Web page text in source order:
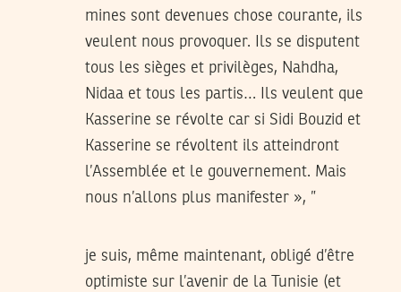
mines sont devenues chose courante, ils
veulent nous provoquer. Ils se disputent
tous les sièges et privilèges, Nahdha,
Nidaa et tous les partis… Ils veulent que
Kasserine se révolte car si Sidi Bouzid et
Kasserine se révoltent ils atteindront
l’Assemblée et le gouvernement. Mais
nous n’allons plus manifester », ”
je suis, même maintenant, obligé d’être
optimiste sur l’avenir de la Tunisie (et